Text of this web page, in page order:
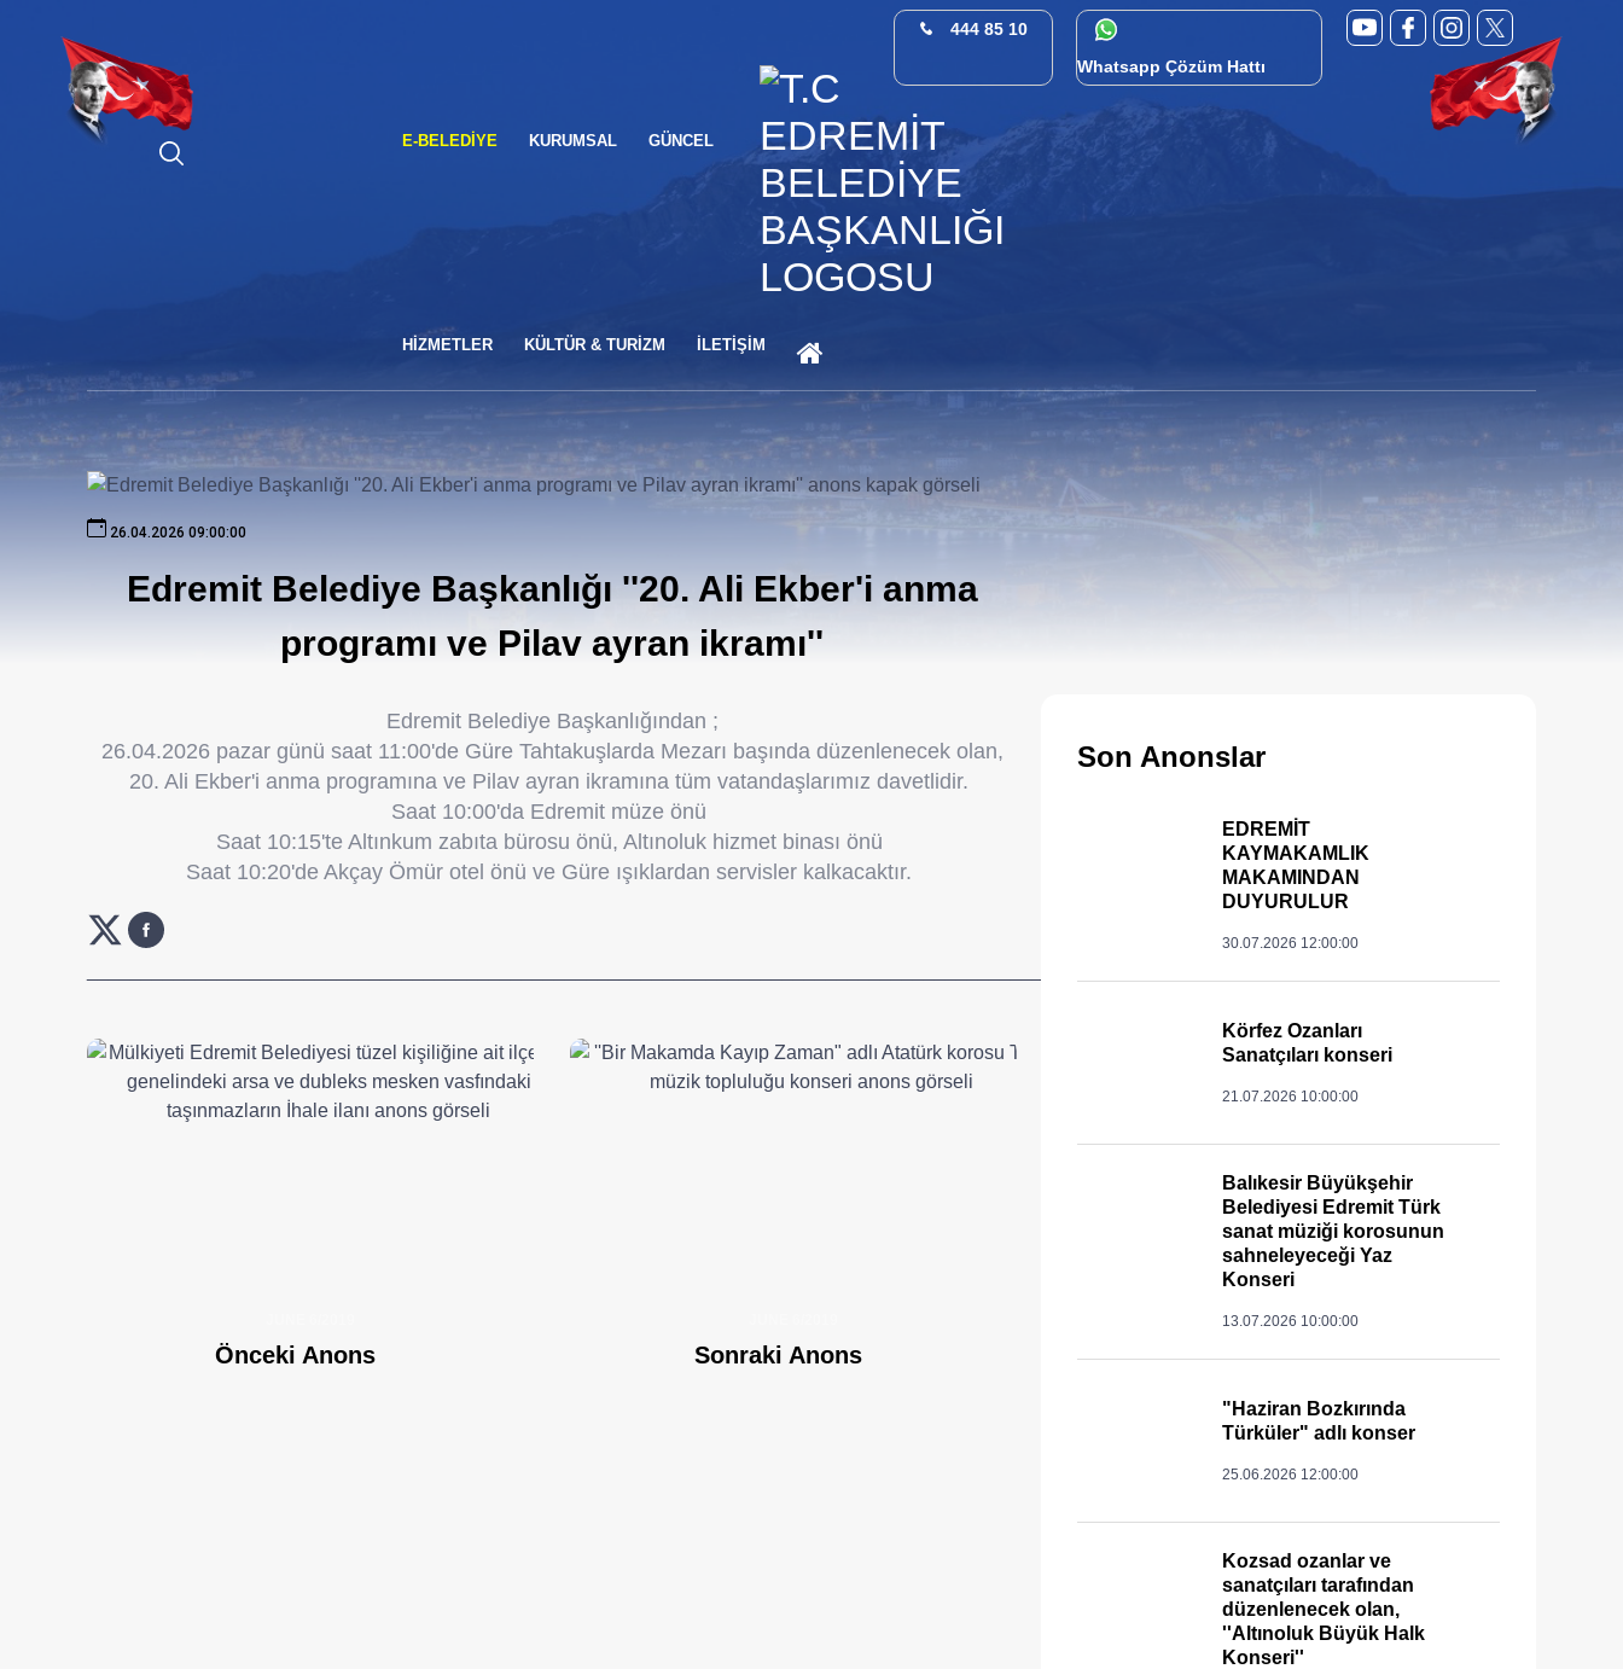
444 85 10
Whatsapp Çözüm Hattı
E-BELEDIYE KURUMSAL GÜNCEL
HİZMETLER KÜLTÜR & TURİZM İLETİŞİM
26.04.2026 09:00:00
Edremit Belediye Başkanlığı ''20. Ali Ekber'i anma
programı ve Pilav ayran ikramı''
Edremit Belediye Başkanlığından ;
26.04.2026 pazar günü saat 11:00'de Güre Tahtakuşlarda Mezarı başında düzenlenecek olan,
20. Ali Ekber'i anma programına ve Pilav ayran ikramına tüm vatandaşlarımız davetlidir.
Saat 10:00'da Edremit müze önü
Saat 10:15'te Altınkum zabıta bürosu önü, Altınoluk hizmet binası önü
Saat 10:20'de Akçay Ömür otel önü ve Güre ışıklardan servisler kalkacaktır.
Önceki Anons Sonraki Anons
Son Anonslar
EDREMİT
KAYMAKAMLIK
MAKAMINDAN
DUYURULUR
30.07.2026 12:00:00
Körfez Ozanları
Sanatçıları konseri
21.07.2026 10:00:00
Balıkesir Büyükşehir
Belediyesi Edremit Türk
sanat müziği korosunun
sahneleyeceği Yaz
Konseri
13.07.2026 10:00:00
"Haziran Bozkırında
Türküler" adlı konser
25.06.2026 12:00:00
Kozsad ozanlar ve
sanatçıları tarafından
düzenlenecek olan,
''Altınoluk Büyük Halk
Konseri''